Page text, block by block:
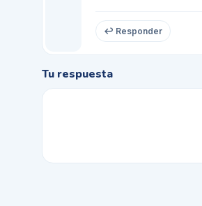
↩ Responder
Tu respuesta